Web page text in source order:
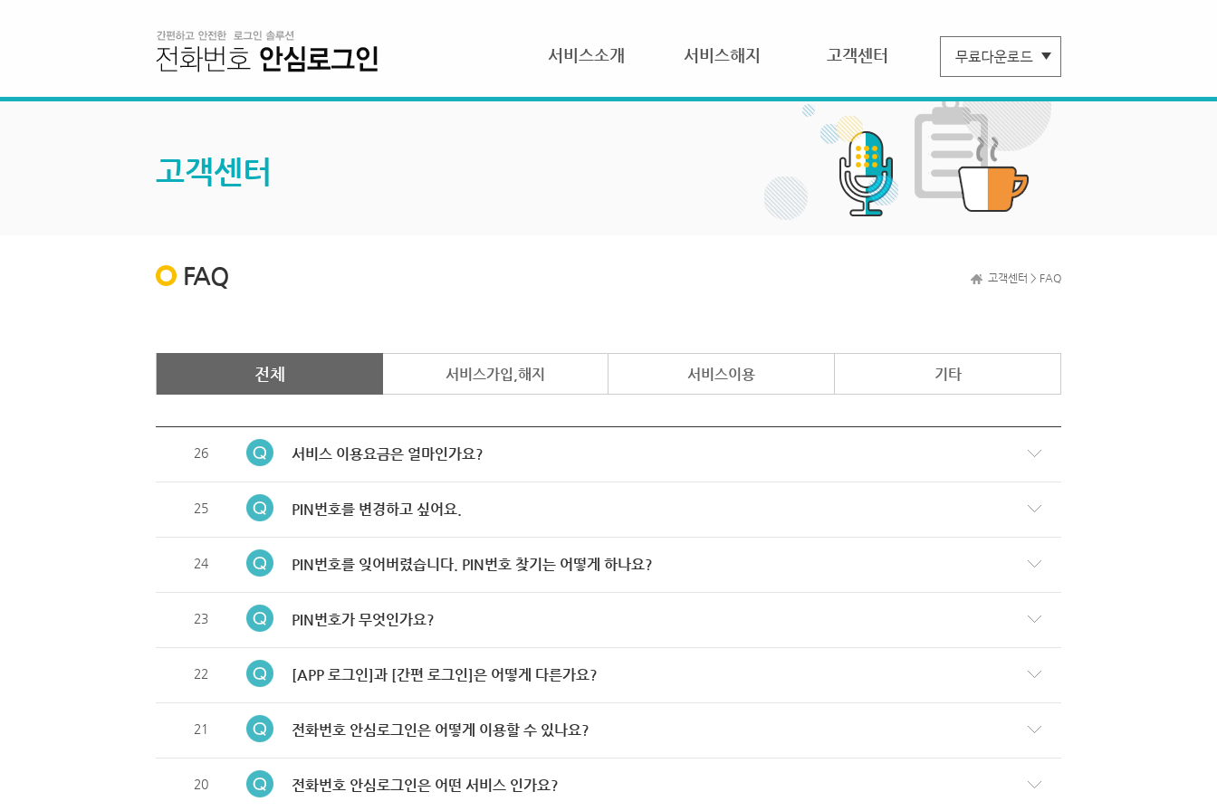
서비스소개 서비스해지 고객센터
고객센터
FAQ 고객센터 > FAQ
전체 서비스가입,해지 서비스이용 기타
26 서비스 이용요금은 얼마인가요?
25 PIN번호를 변경하고 싶어요.
24 PIN번호를 잊어버렸습니다. PIN번호 찾기는 어떻게 하나요?
23 PIN번호가 무엇인가요?
22 [APP 로그인]과 [간편 로그인]은 어떻게 다른가요?
21 전화번호 안심로그인은 어떻게 이용할 수 있나요?
20 전화번호 안심로그인은 어떤 서비스 인가요?